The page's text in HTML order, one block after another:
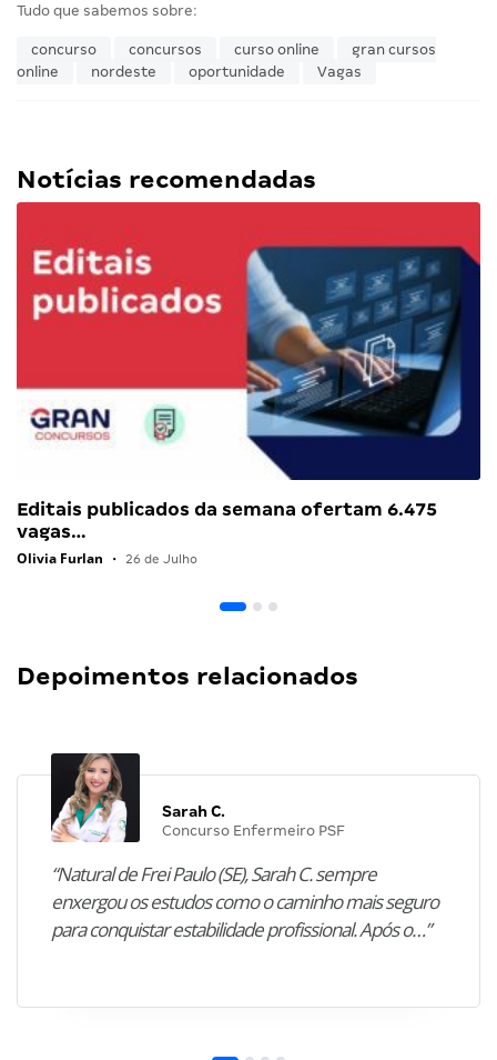
Tudo que sabemos sobre:
concurso concursos curso online
gran cursos
online
nordeste oportunidade Vagas
Notícias recomendadas
Editais publicados da semana ofertam 6.475
vagas…
Olivia Furlan • 26 de Julho
Depoimentos relacionados
Sarah C.
Concurso Enfermeiro PSF
“Natural de Frei Paulo (SE), Sarah C. sempre
enxergou os estudos como o caminho mais seguro
para conquistar estabilidade profissional. Após o…”